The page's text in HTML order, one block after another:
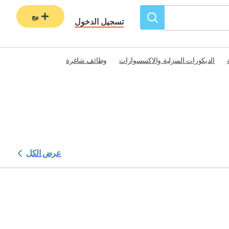
تسجيل الدخول
بيع
الديكورات المنزلية والاكسسوارات وظائف شاغرة
عرض الكل